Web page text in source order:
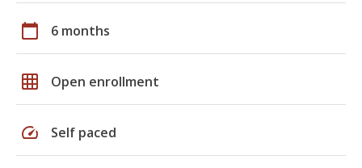
calendar_today 6 months
grid_on Open enrollment
speed Self paced